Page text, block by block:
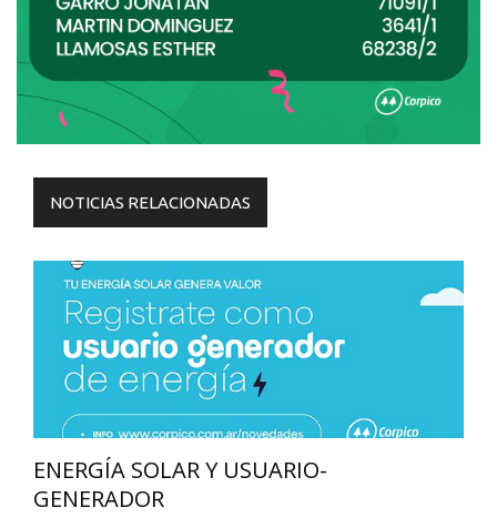
NOTICIAS RELACIONADAS
ENERGÍA SOLAR Y USUARIO-
GENERADOR